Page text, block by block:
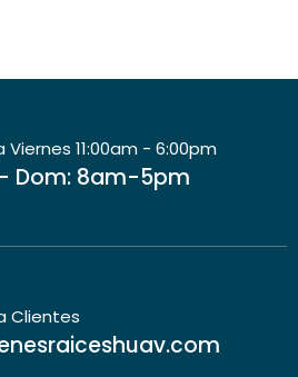
Viernes 11:00am - 6:00pm
Dom: 8am-5pm
Clientes